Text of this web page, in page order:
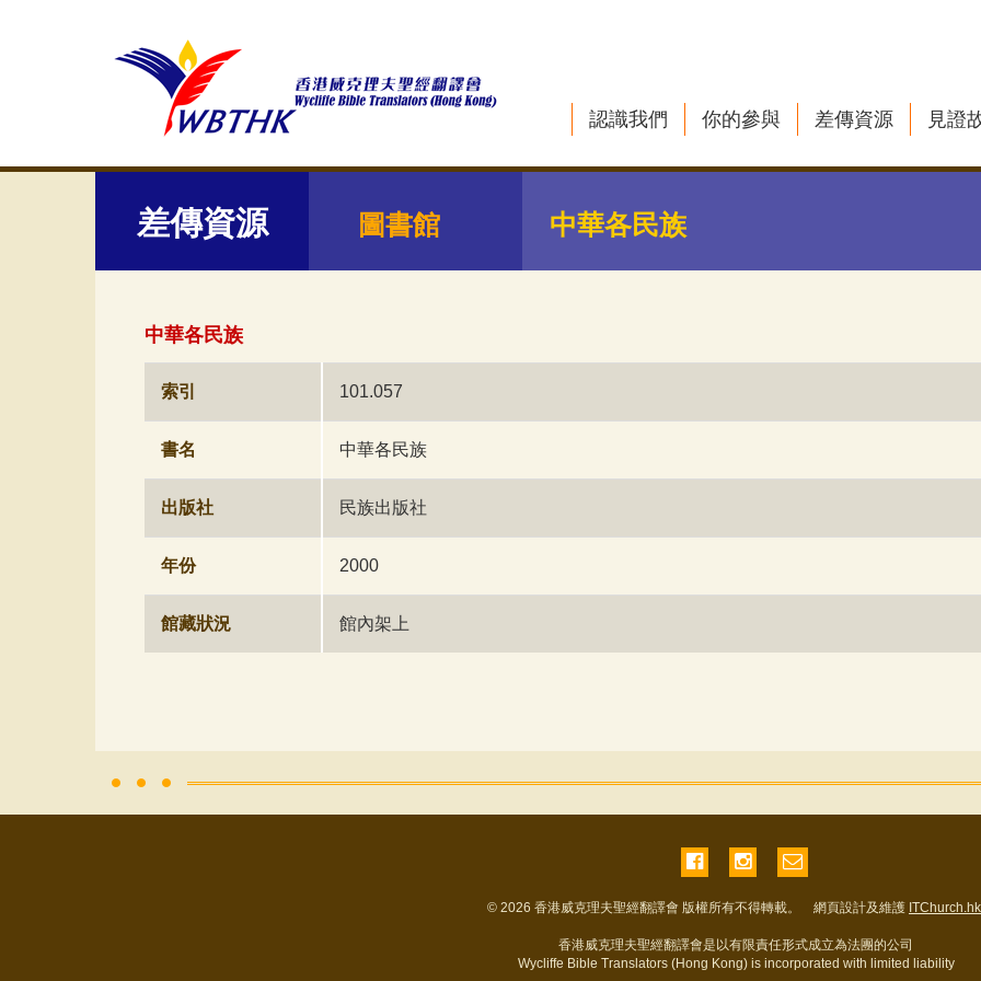
認識我們 你的參與 差傳資源 見證
差傳資源 圖書館 中華各民族
中華各民族
索引 101.057
書名 中華各民族
出版社 民族出版社
年份 2000
館藏狀況 館內架上
© 2026 香港威克理夫聖經翻譯會 版權所有不得轉載。 網頁設計及維護 ITChurch.hk
香港威克理夫聖經翻譯會是以有限責任形式成立為法團的公司
Wycliffe Bible Translators (Hong Kong) is incorporated with limited liability